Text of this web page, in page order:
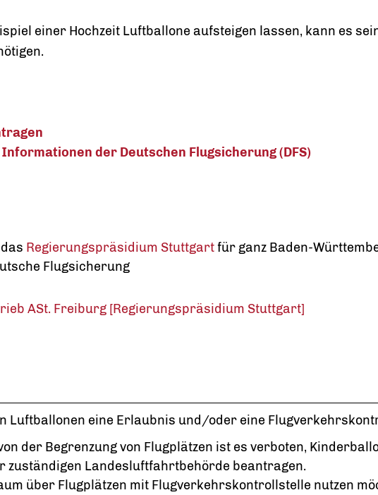
einer Hochzeit Luftballone aufsteigen lassen, kann es
der Deutschen Flugsicherung (DFS)
Regierungspräsidium Stuttgartfür ganz Baden-
Flugsicherung
ASt. Freiburg [Regierungspräsidium Stuttgart]
Luftballonen eine Erlaubnis und/oder eine
der Begrenzung von Flugplätzen ist es verboten,
zuständigen Landesluftfahrtbehörde beantragen.
über Flugplätzen mit Flugverkehrskontrollstelle nutzen